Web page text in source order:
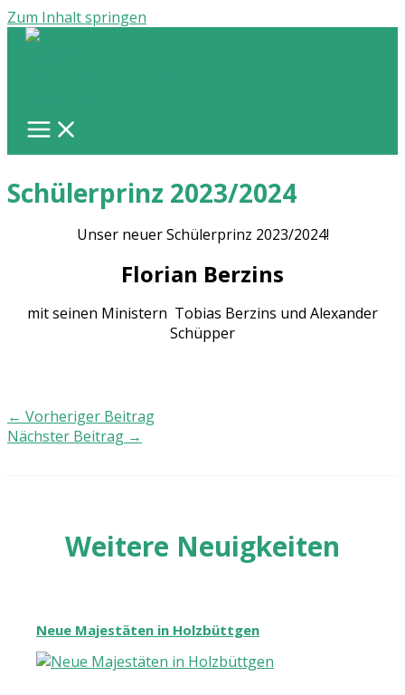
Zum Inhalt springen
Schülerprinz 2023/2024
Unser neuer Schülerprinz 2023/2024!
Florian Berzins
mit seinen Ministern Tobias Berzins und Alexander
Schüpper
← Vorheriger Beitrag
Nächster Beitrag →
Weitere Neuigkeiten
Neue Majestäten in Holzbüttgen